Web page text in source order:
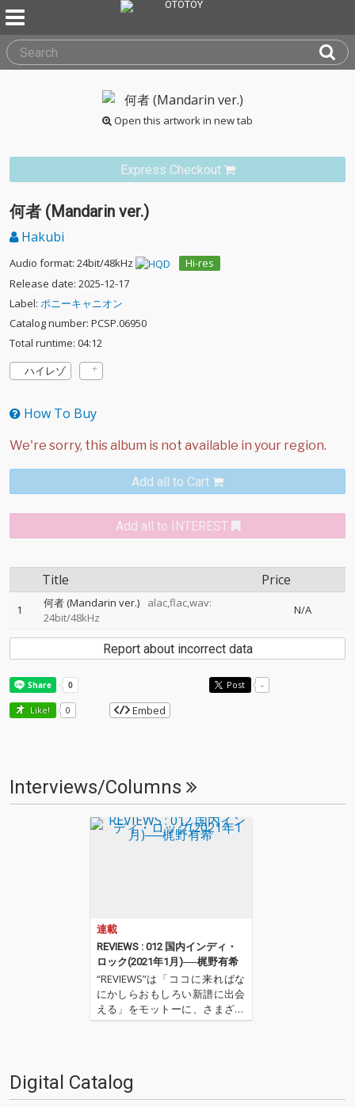
Open this artwork in new tab
Express Checkout
何者 (Mandarin ver.)
Hakubi
Audio format: 24bit/48kHz
Hi-res
Release date: 2025-12-17
Label: ポニーキャニオン
Catalog number: PCSP.06950
Total runtime: 04:12
ハイレゾ
How To Buy
Add all to Cart
Add all to INTEREST
Title Price
1 何者 (Mandarin ver.)
alac,flac,wav:
24bit/48kHz
N/A
Report about incorrect data
Post -
Like! 0 Embed
Interviews/Columns
連載
REVIEWS : 012 国内インディ・
ロック(2021年1月)──梶野有希
“REVIEWS”は「ココに来ればな
にかしらおもしろい新譜に出会
える」をモットーに、さまざま
な書き手が新譜(基本2〜3ヶ月タ
は、OTOTOYのニュー・カマ
ー・スタッ…
Digital Catalog